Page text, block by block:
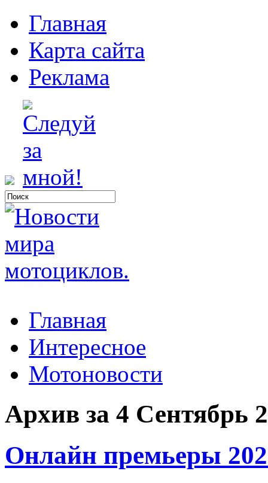
Главная
Карта сайта
Реклама
Главная
Интересное
Мотоновости
Архив за 4 Сентябрь
Онлайн премьеры